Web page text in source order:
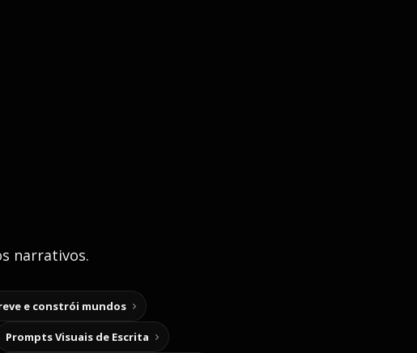
narrativos.
e constrói mundos
Prompts Visuais de Escrita